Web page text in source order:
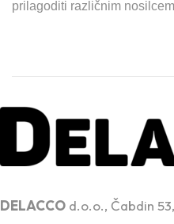
prilagoditi različnim
DELACCO d.o.o., Čabdin